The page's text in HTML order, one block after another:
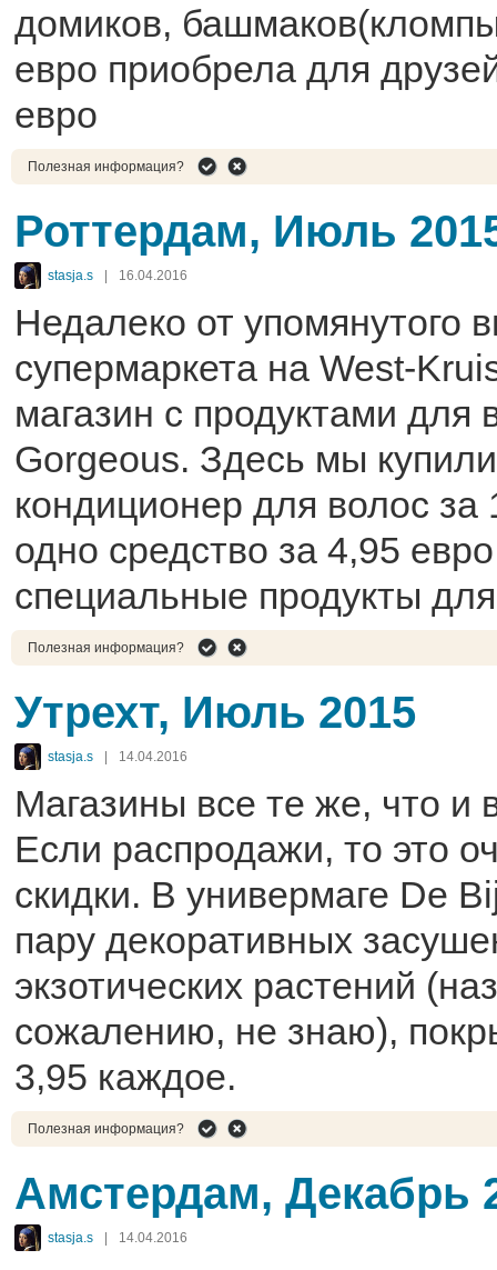
домиков,
евро приобрела для
евро
Полезная информация?
Роттердам, Июль
stasja.s 16.04.2016
Недалеко от упомянутого
супермаркета на West-
магазин с продуктами для
Gorgeous. Здесь мы
кондиционер для волос
одно средство за 4,95
специальные продукты
Полезная информация?
Утрехт, Июль 2015
stasja.s 14.04.2016
Магазины все те же, что и
Если распродажи, то это
скидки. В универмаге De
пару декоративных
экзотических растений
сожалению, не знаю),
3,95 каждое.
Полезная информация?
Амстердам, Декабрь
stasja.s 14.04.2016